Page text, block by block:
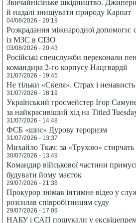
й надалі знищувати природу Карпат
04/08/2026 - 20:19
Розкрадання міжнародної допомоги:
із МЗС в СІЗО
03/08/2026 - 20:43
Російські спецслужби переконали
командира 2-го корпусу Нацгвардії
31/07/2026 - 19:45
Не тільки «Скеля». Страх і
31/07/2026 - 18:19
Український гросмейстер Ігор
за найкрасивіший хід на Titled
31/07/2026 - 14:48
ФСБ «шиє» Дурову тероризм
31/07/2026 - 13:37
Михайло Ткач: за «Трухою» стирчать
30/07/2026 - 13:49
Командир військової частини
будувати йому маєток
29/07/2026 - 21:38
Прокурор знімав інтимне відео у
розсилав співробітницям суду
29/07/2026 - 17:09
НАБУ і САП пошукали у